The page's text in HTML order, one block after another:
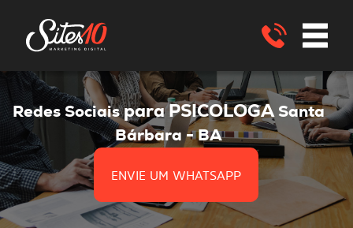
Redes Sociaispara PSICOLOGASanta
Bárbara - BA
ENVIE UM WHATSAPP